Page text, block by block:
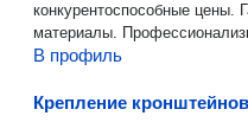
конкурентоспособные цены.
материалы.
В профиль